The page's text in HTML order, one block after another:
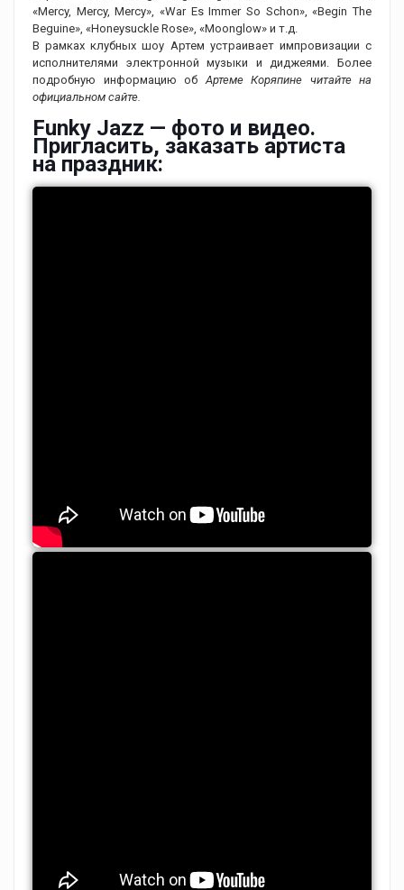
«Mercy, Mercy, Mercy», «War Es Immer So Schon», «Begin The
Beguine», «Honeysuckle Rose», «Moonglow» и т.д.
В рамках клубных шоу Артем устраивает импровизации с
исполнителями электронной музыки и диджеями. Более
подробную информацию обАртеме Коряпине читайте на
официальном сайте.
Funky Jazz — фото и видео.
Пригласить, заказать артиста
на праздник: